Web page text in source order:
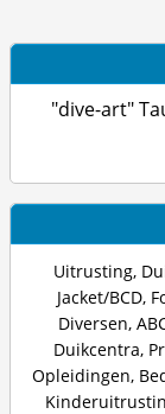
"dive-art"
Uitrusting,
Jacket/BCD,
Diversen,
Duikcentra,
Opleidingen,